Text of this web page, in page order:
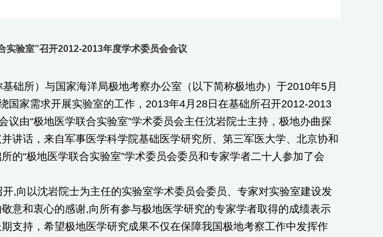
实验室”召开2012-2013年度学术委员会会议
础所）与国家海洋局极地考察办公室（以下简称极地办）于2010年5月
国家需求开展实验室的工作，2013年4月28日在基础所召开2012-2013
议由“极地医学联合实验室”学术委员会主任沈岩院士主持，极地办曲探
讲话，来自军事医学科学院基础医学研究所、第三军医大学、北京协和
的“极地医学联合实验室”学术委员会委员和专家学者二十人参加了会
,向以沈岩院士为主任的实验室学术委员会委员、专家对实验室建设发
意和衷心的感谢,向所有参与极地医学研究的专家学者取得的成绩表示
支持，希望极地医学研究成果不仅在保障我国极地考察工作中发挥作